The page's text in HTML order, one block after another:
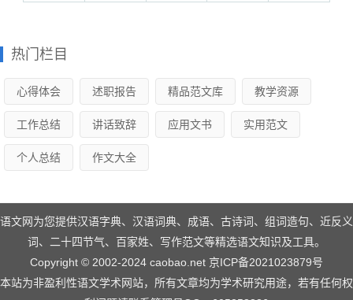
5…
总结(热门
2… 篇)… 篇)… (1…
热门栏目
心得体会 述职报告 精品范文库 教学资源
工作总结 讲话致辞 应用文书 实用范文
个人总结 作文大全
语文网为您提供汉语字典、汉语词典、成语、古诗词、组词造句、近反义
词、二十四节气、百家姓、写作范文等精选语文知识及工具。
Copyright © 2002-2024 caobao.net 京ICP备2021023879号
本站为非盈利性语文学术网站，所有文章均为学术研究用途，若有任何权